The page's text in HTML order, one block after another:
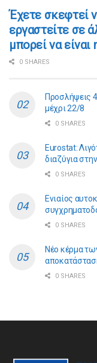
​​Έχετε σκεφτεί
εργαστείτε σε
μπορεί να
0 SHARES
Προσλήψεις
μέχρι 22/8
0 SHARES
Eurostat:
διαζύγια
0 SHARES
Ενιαίος
0 SHARES
Νέο κέρμα
0 SHARES